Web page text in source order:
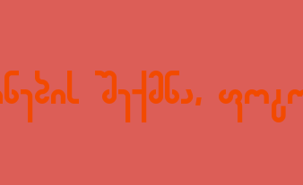
შექმნა,